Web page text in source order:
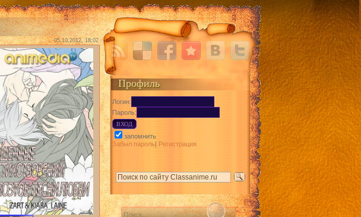
05.10.2012, 18:02
Профиль
Логин:
Пароль:
запомнить
Забыл пароль| Регистрация